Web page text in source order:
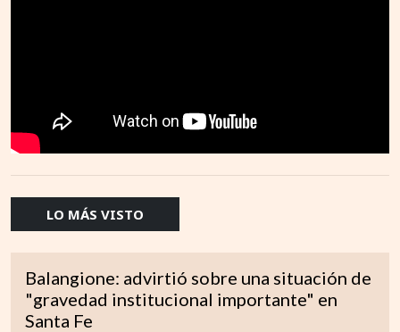
LO MÁS VISTO
Balangione: advirtió sobre una situación de
"gravedad institucional importante" en
Santa Fe